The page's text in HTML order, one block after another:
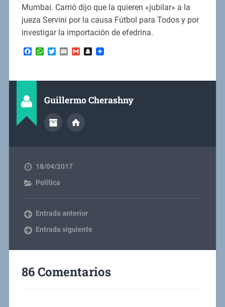
Mumbai. Carrió dijo que la quieren «jubilar» a la
jueza Servini por la causa Fútbol para Todos y por
investigar la importación de efedrina.
Facebook
WhatsApp
TwitterEmailGmailSnapchat
Guillermo Cherashny
18/04/2017
Política
Entrada anterior
Entrada siguiente
86 Comentarios